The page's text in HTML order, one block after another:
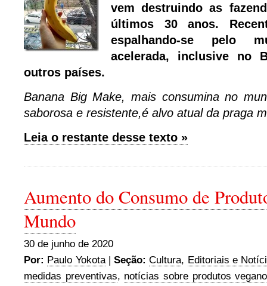
vem destruindo as
últimos 30 anos.
espalhando-se pelo
acelerada, inclusive no
outros países.
Banana Big Make, mais consumina no
saborosa e resistente,é alvo atual da praga
Leia o restante desse texto »
Aumento do Consumo de
Mundo
30 de junho de 2020
Por: Paulo Yokota|Seção: Cultura, Editoriais e
medidas preventivas, notícias sobre produtos